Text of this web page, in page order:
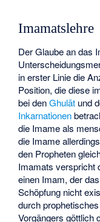
Imamatslehre
Der Glaube an das
in erster Linie die
Position, die diese
bei denGhulāt und
Inkarnationen
die Imame als
die Imame allerdings
den Propheten
Imamats verspricht
einen Imam, der
Schöpfung nicht
durch
Vorgängers göttlich